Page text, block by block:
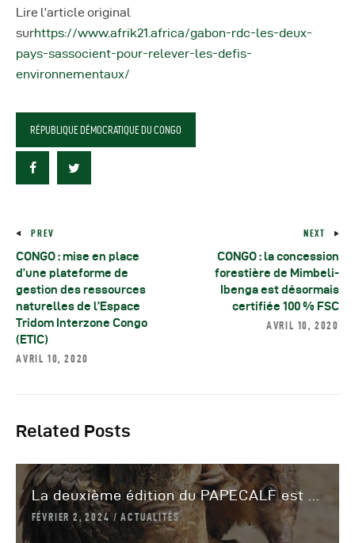
Lire l’article original
surhttps://www.afrik21.africa/gabon-rdc-les-deux-
pays-sassocient-pour-relever-les-defis-
environnementaux/
RÉPUBLIQUE DÉMOCRATIQUE DU CONGO
PREV
CONGO : mise en place
d’une plateforme de
gestion des ressources
naturelles de l’Espace
Tridom Interzone Congo
(ETIC)
AVRIL 10, 2020
NEXT
CONGO : la concession
forestière de Mimbeli-
Ibenga est désormais
certifiée 100 % FSC
AVRIL 10, 2020
Related Posts
La deuxième édition du PAPECALF est ...
FÉVRIER 2, 2024 ACTUALITÉS